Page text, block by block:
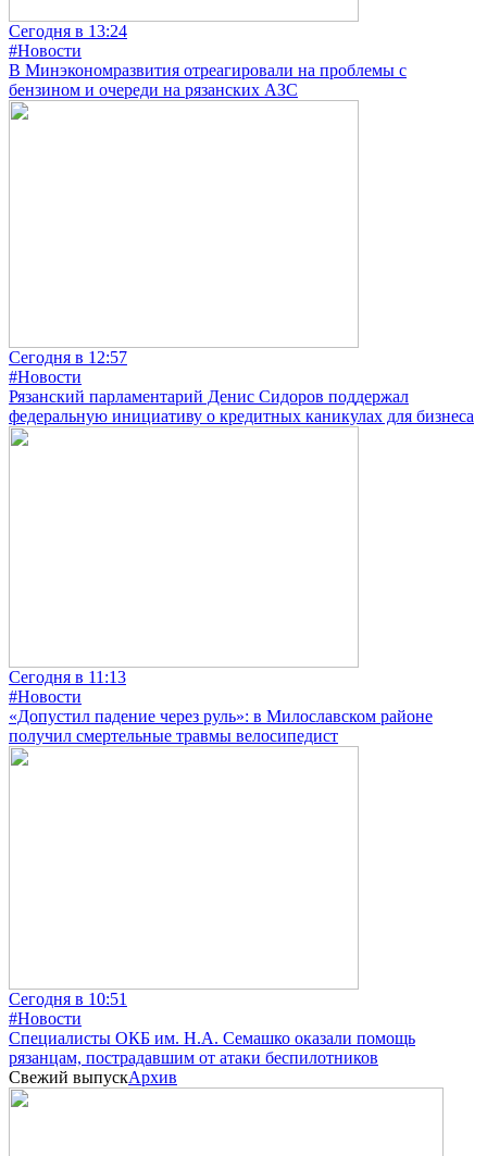
Сегодня в 13:24
#Новости
В Минэкономразвития отреагировали на проблемы с
бензином и очереди на рязанских АЗС
Сегодня в 12:57
#Новости
Рязанский парламентарий Денис Сидоров поддержал
федеральную инициативу о кредитных каникулах для бизнеса
Сегодня в 11:13
#Новости
«Допустил падение через руль»: в Милославском районе
получил смертельные травмы велосипедист
Сегодня в 10:51
#Новости
Специалисты ОКБ им. Н.А. Семашко оказали помощь
рязанцам, пострадавшим от атаки беспилотников
Свежий выпускАрхив